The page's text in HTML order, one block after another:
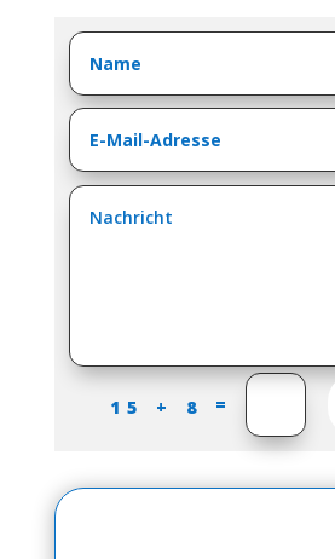
15 + 8 =